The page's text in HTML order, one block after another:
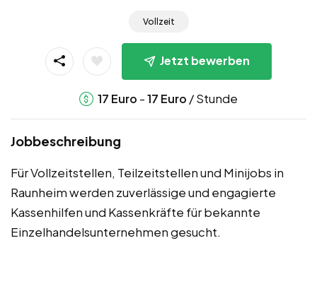
Vollzeit
Jetzt bewerben
17 Euro -17 Euro / Stunde
Jobbeschreibung
Für Vollzeitstellen, Teilzeitstellen und Minijobs in
Raunheim werden zuverlässige und engagierte
Kassenhilfen und Kassenkräfte für bekannte
Einzelhandelsunternehmen gesucht.